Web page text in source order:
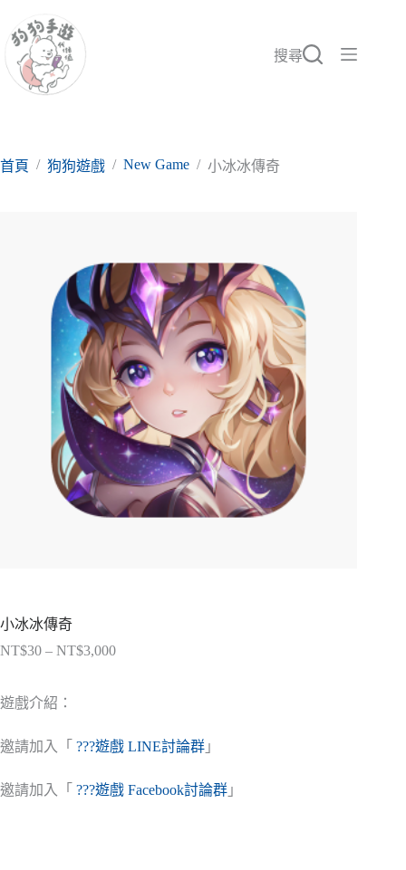
至
要
搜尋
首頁 / 狗狗遊戲 / New Game / 小冰冰傳奇
小冰冰傳奇
NT$30 – NT$3,000價
NT$30
到
遊戲介紹：
邀請加入「 ???遊戲 LINE討論群 」
邀請加入「 ???遊戲 Facebook討論群 」